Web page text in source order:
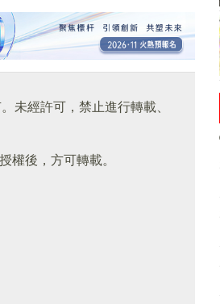
未經許可，禁止進行轉載、
權後，方可轉載。